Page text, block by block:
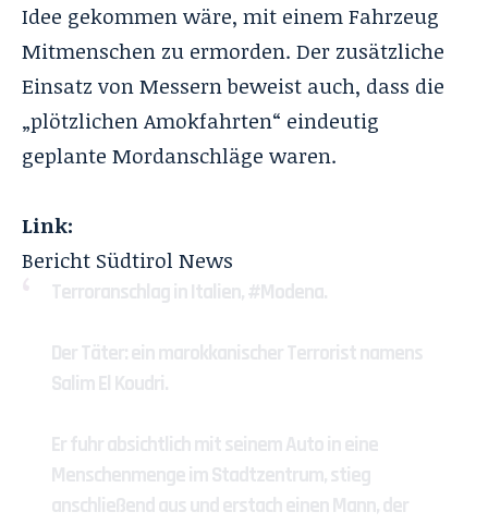
Idee gekommen wäre, mit einem Fahrzeug
Mitmenschen zu ermorden. Der zusätzliche
Einsatz von Messern beweist auch, dass die
„plötzlichen Amokfahrten“ eindeutig
geplante Mordanschläge waren.
Link:
Bericht Südtirol News
Terroranschlag in Italien,#Modena.
Der Täter: ein marokkanischer Terrorist namens
Salim El Koudri.
Er fuhr absichtlich mit seinem Auto in eine
Menschenmenge im Stadtzentrum, stieg
anschließend aus und erstach einen Mann, der